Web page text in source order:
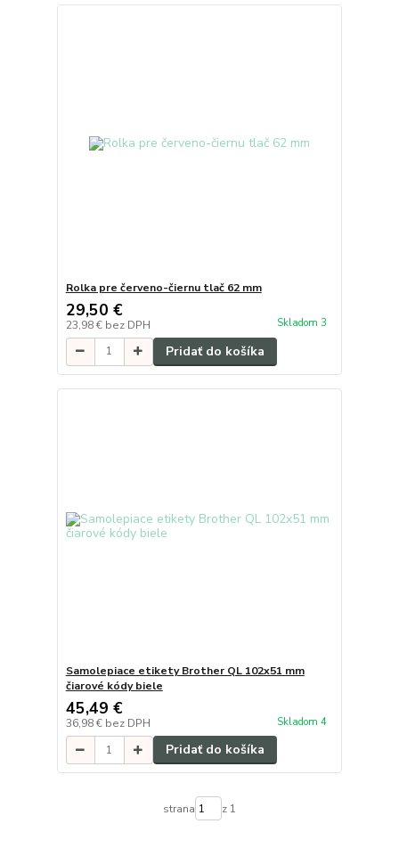
Rolka pre červeno-čiernu tlač 62 mm
29,50 €
23,98 € bez DPH Skladom 3
Pridať do košíka
Samolepiace etikety Brother QL 102x51 mm
čiarové kódy biele
45,49 €
36,98 € bez DPH Skladom 4
Pridať do košíka
strana z 1